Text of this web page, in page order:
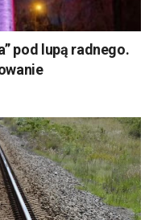
pod lupą radnego.